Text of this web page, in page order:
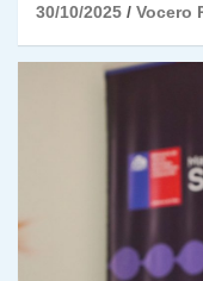
30/10/2025 Vocero